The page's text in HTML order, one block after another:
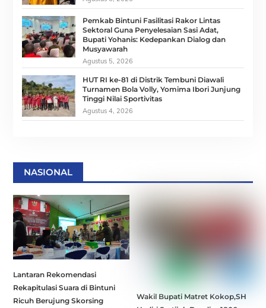
Pemkab Bintuni Fasilitasi Rakor Lintas
Sektoral Guna Penyelesaian Sasi Adat,
Bupati Yohanis: Kedepankan Dialog dan
Musyawarah
Agustus 5, 2026
HUT RI ke-81 di Distrik Tembuni Diawali
Turnamen Bola Volly, Yomima Ibori Junjung
Tinggi Nilai Sportivitas
Agustus 4, 2026
NASIONAL
Lantaran Rekomendasi
Rekapitulasi Suara di Bintuni
Ricuh Berujung Skorsing
Wakil Bupati Matret Kokop,SH